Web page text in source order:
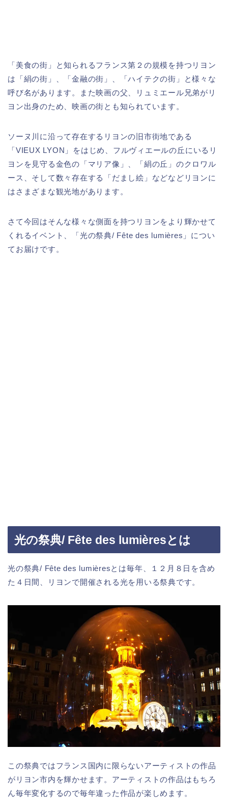
「美食の街」と知られるフランス第２の規模を持つリヨン
は「絹の街」、「金融の街」、「ハイテクの街」と様々な
呼び名があります。また映画の父、リュミエール兄弟がリ
ヨン出身のため、映画の街とも知られています。
ソーヌ川に沿って存在するリヨンの旧市街地である
「VIEUX LYON」をはじめ、フルヴィエールの丘にいるリ
ヨンを見守る金色の「マリア像」、「絹の丘」のクロワル
ース、そして数々存在する「だまし絵」などなどリヨンに
はさまざまな観光地があります。
さて今回はそんな様々な側面を持つリヨンをより輝かせて
くれるイベント、「光の祭典/ Fête des lumières」につい
てお届けです。
光の祭典/ Fête des lumièresとは
光の祭典/ Fête des lumièresとは毎年、１２月８日を含め
た４日間、リヨンで開催される光を用いる祭典です。
この祭典ではフランス国内に限らないアーティストの作品
がリヨン市内を輝かせます。アーティストの作品はもちろ
ん毎年変化するので毎年違った作品が楽しめます。